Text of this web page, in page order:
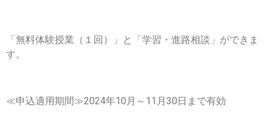
「無料体験授業（１回）」 と 「学習・進路相談」 ができま
す。
≪申込適用期間≫2024年10月～11月30日まで有効